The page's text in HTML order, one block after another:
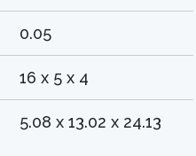
0.05
16 x 5 x 4
5.08 x 13.02 x 24.13